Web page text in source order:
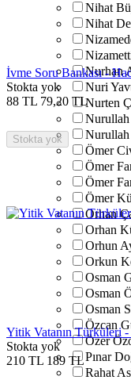
Nihat
Nihat
Nurhan
Nuri
Nurten
Ömer
Ömer
Ömer
Ömer
Orhan
Orhan
Orhun
Orkun
Osman
Osman
Osman
Özcan
Özer
Pınar
Rahat
İvme Soru Bankası -
Stokta yok
88 TL 79,20 TL
Stokta yok
Yitik Vatanın Türküleri -
Stokta yok
210 TL 189 TL